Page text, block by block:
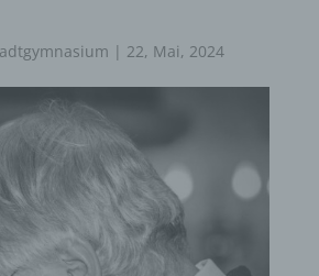
| 22, Mai, 2024